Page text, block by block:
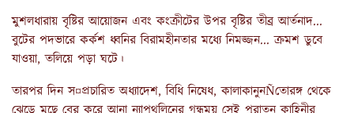
মুশলধারায় বৃষ্টির আয়োজন এবং কংক্রীটের উপর বৃষ্টির তীব্র আর্তনাদ...
বুটের পদভারে কর্কশ ধ্বনির বিরামহীনতার মধ্যে নিমজ্জন... ক্রমশ ডুবে
যাওয়া, তলিয়ে পড়া ঘটে।
তারপর দিন স¤প্রচারিত অধ্যাদেশ, বিধি নিষেধ, কালাকানুনÑতোরঙ্গ থেকে